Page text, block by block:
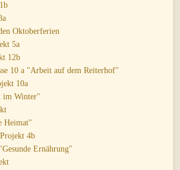
Oktoberferien
5a
12b
10 a "Arbeit auf dem Reiterhof"
10a
im Winter"
Heimat"
4b
Ernährung"